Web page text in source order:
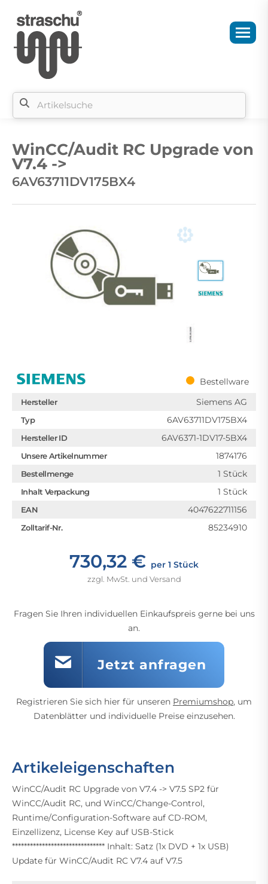
WinCC/Audit RC Upgrade von
V7.4 ->
6AV63711DV175BX4
Bestellware
Hersteller Siemens AG
Typ 6AV63711DV175BX4
Hersteller ID 6AV6371-1DV17-5BX4
Unsere Artikelnummer 1874176
Bestellmenge 1 Stück
Inhalt Verpackung 1 Stück
EAN 4047622711156
Zolltarif-Nr. 85234910
730,32 € per 1 Stück
zzgl. MwSt. und Versand
Fragen Sie Ihren individuellen Einkaufspreis gerne bei uns
an.
Jetzt anfragen
Registrieren Sie sich hier für unseren Premiumshop, um
Datenblätter und individuelle Preise einzusehen.
Artikeleigenschaften
WinCC/Audit RC Upgrade von V7.4 -> V7.5 SP2 für
WinCC/Audit RC, und WinCC/Change-Control,
Runtime/Configuration-Software auf CD-ROM,
Einzellizenz, License Key auf USB-Stick
******************************* Inhalt: Satz (1x DVD + 1x USB)
Update für WinCC/Audit RC V7.4 auf V7.5